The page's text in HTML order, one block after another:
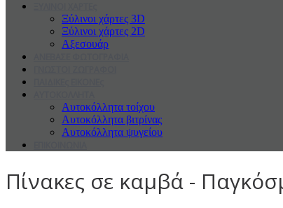
Ξύλινοι χάρτες 3D
Ξύλινοι χάρτες 2D
Αξεσουάρ
Αυτοκόλλητα τοίχου
Αυτοκόλλητα βιτρίνας
Αυτοκόλλητα ψυγείου
Πίνακες σε καμβά -